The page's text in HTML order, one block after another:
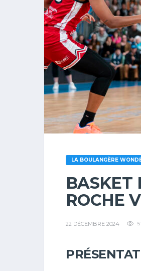
LA BOULANGÈRE
BASKET
ROCHE
22 DÉCEMBRE 2024